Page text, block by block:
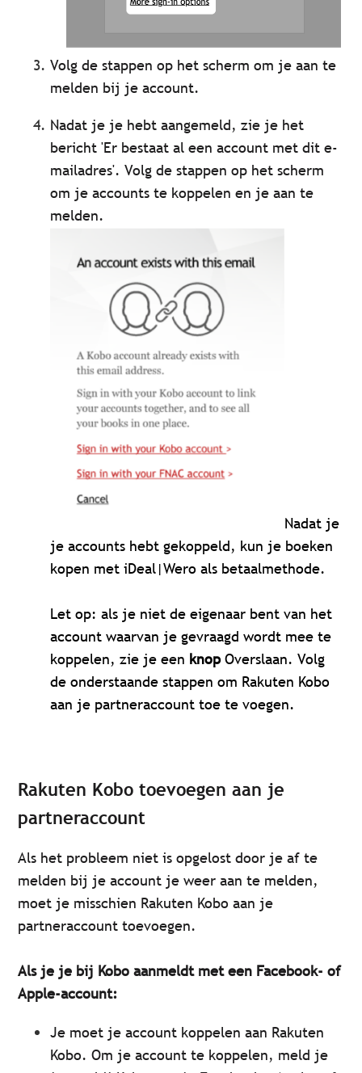
Volg de stappen op het scherm om je aan te
melden bij je account.
Nadat je je hebt aangemeld, zie je het
bericht 'Er bestaat al een account met dit e-
mailadres'. Volg de stappen op het scherm
om je accounts te koppelen en je aan te
melden.
Nadat je
je accounts hebt gekoppeld, kun je boeken
kopen met iDeal|Wero als betaalmethode.
Let op: als je niet de eigenaar bent van het
account waarvan je gevraagd wordt mee te
koppelen, zie je een knopOverslaan. Volg
de onderstaande stappen om Rakuten Kobo
aan je partneraccount toe te voegen.
Rakuten Kobo toevoegen aan je
partneraccount
Als het probleem niet is opgelost door je af te
melden bij je account je weer aan te melden,
moet je misschien Rakuten Kobo aan je
partneraccount toevoegen.
Als je je bij Kobo aanmeldt met een Facebook- of
Apple-account:
Je moet je account koppelen aan Rakuten
Kobo. Om je account te koppelen, meld je